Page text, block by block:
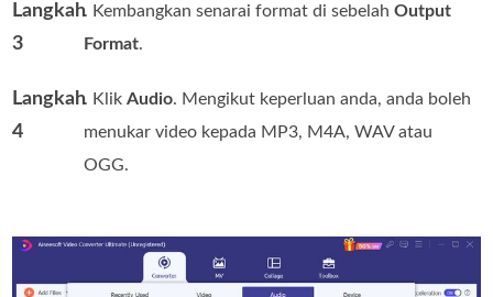
Langkah
3
. Kembangkan senarai format di sebelahOutput
Format.
Langkah
4
. KlikAudio. Mengikut keperluan anda, anda boleh
menukar video kepada MP3, M4A, WAV atau
OGG.